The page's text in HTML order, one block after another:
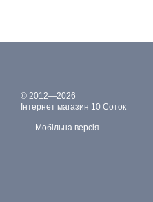
© 2012—2026
Інтернет магазин 10 Соток
Мобільна версія